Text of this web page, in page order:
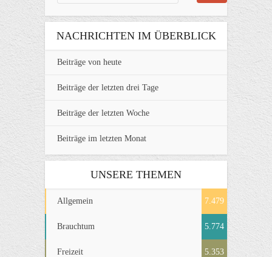
NACHRICHTEN IM ÜBERBLICK
Beiträge von heute
Beiträge der letzten drei Tage
Beiträge der letzten Woche
Beiträge im letzten Monat
UNSERE THEMEN
Allgemein 7.479
Brauchtum 5.774
Freizeit 5.353